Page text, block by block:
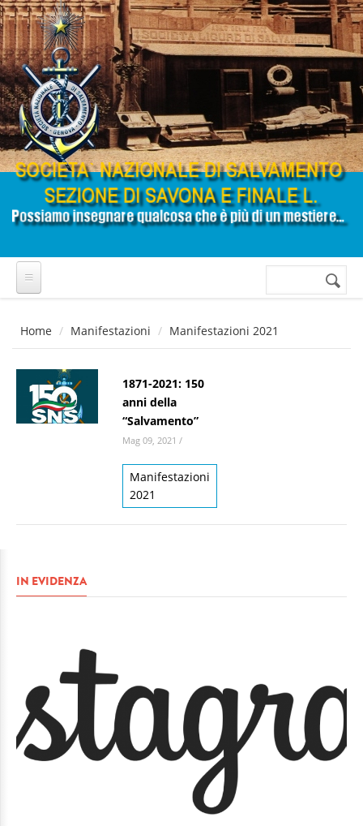
Salta al contenuto principale
Form di
Home Manifestazioni Manifestazioni 2021
1871-2021: 150
anni della
“Salvamento”
Mag 09, 2021 /
Manifestazioni
2021
IN EVIDENZA